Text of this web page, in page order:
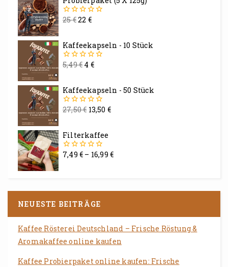
0
25€22 €
Kaffeekapseln - 10 Stück
0
5,49€4 €
Kaffeekapseln - 50 Stück
0
27,50€ 13,50 €
Filterkaffee
0
7,49 € – 16,99€
NEUESTE BEITRÄGE
Kaffee Rösterei Deutschland – Frische Röstung &
Aromakaffee online kaufen
Kaffee Probierpaket online kaufen: Frische